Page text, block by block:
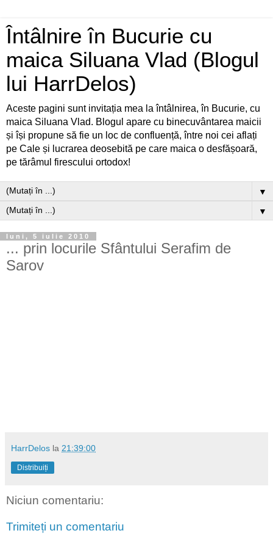
Întâlnire în Bucurie cu
maica Siluana Vlad (Blogul
lui HarrDelos)
Aceste pagini sunt invitația mea la întâlnirea, în Bucurie, cu
maica Siluana Vlad. Blogul apare cu binecuvântarea maicii
și își propune să fie un loc de confluență, între noi cei aflați
pe Cale și lucrarea deosebită pe care maica o desfășoară,
pe tărâmul firescului ortodox!
▼
▼
luni, 5 iulie 2010
... prin locurile Sfântului Serafim de
Sarov
HarrDelos la 21:39:00
Distribuiți
Niciun comentariu:
Trimiteți un comentariu